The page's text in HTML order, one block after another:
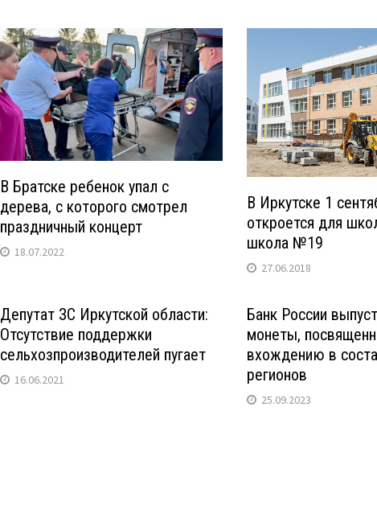
В Братске ребенок упал с
дерева, с которого смотрел
праздничный концерт
18.07.2022
В Иркутске 1
откроется для
школа №19
27.06.2018
Депутат ЗС Иркутской области:
Отсутствие поддержки
сельхозпроизводителей пугает
16.06.2021
Банк России
монеты,
вхождению в
регионов
25.09.2023